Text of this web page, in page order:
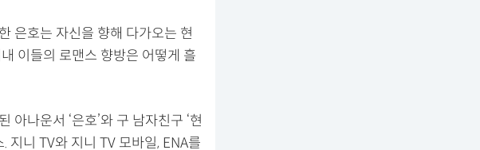
은호는 자신을 향해 다가오는 현
이들의 로맨스 향방은 어떻게 흘
아나운서 ‘은호’와 구 남자친구 ‘현
지니 TV와 지니 TV 모바일, ENA를